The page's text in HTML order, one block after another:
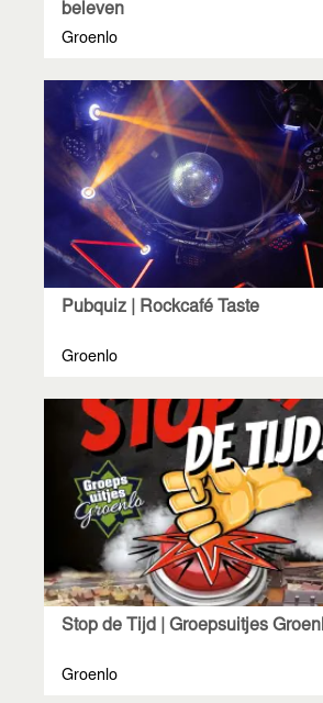
beleven
Groenlo
Pubquiz | Rockcafé Taste
Groenlo
Stop de Tijd | Groepsuitjes
Groenlo